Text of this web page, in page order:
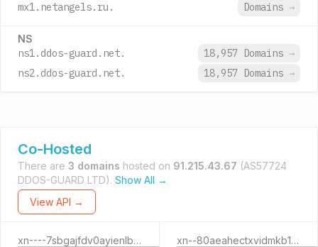
mx1.netangels.ru.
Domains →
NS
ns1.ddos-guard.net. 18,957 Domains →
ns2.ddos-guard.net.
18,957 Domains →
Co-Hosted
There are 3 domains hosted on 91.215.43.67 (AS57724
DDOS-GUARD LTD). Show All →
View API →
xn----7sbgajfdv0ayienlb3a9d.xn--p1ai xn--80aeahectxvidmkb1a5d.xn--p1ai